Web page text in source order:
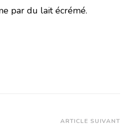
par du lait écrémé.
ARTICLE SUIVANT